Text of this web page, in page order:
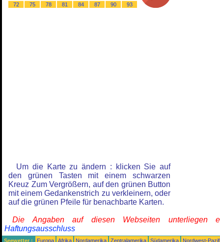
72
75 78 81 84 87 90 93
Um die Karte zu ändern : klicken Sie auf
den grünen Tasten mit einem schwarzen
Kreuz Zum Vergrößern, auf den grünen Button
mit einem Gedankenstrich zu verkleinern, oder
auf die grünen Pfeile für benachbarte Karten.
Die Angaben auf diesen Webseiten unterliegen
Haftungsausschluss
Seewetter : Europa Afrika Nordamerika Zentralamerika Südamerika
Nordwest-